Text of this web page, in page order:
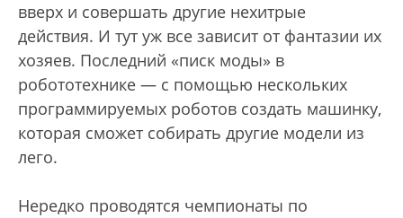
вверх и совершать другие нехитрые
действия. И тут уж все зависит от фантазии их
хозяев. Последний «писк моды» в
робототехнике — с помощью нескольких
программируемых роботов создать машинку,
которая сможет собирать другие модели из
лего.
Нередко проводятся чемпионаты по